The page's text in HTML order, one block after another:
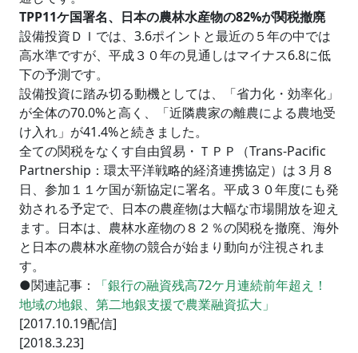
TPP11ケ国署名、日本の農林水産物の82%が関税撤廃
設備投資ＤＩでは、3.6ポイントと最近の５年の中では
高水準ですが、平成３０年の見通しはマイナス6.8に低
下の予測です。
設備投資に踏み切る動機としては、「省力化・効率化」
が全体の70.0%と高く、「近隣農家の離農による農地受
け入れ」が41.4%と続きました。
全ての関税をなくす自由貿易・ＴＰＰ（Trans-Pacific
Partnership：環太平洋戦略的経済連携協定）は３月８
日、参加１１ケ国が新協定に署名。平成３０年度にも発
効される予定で、日本の農産物は大幅な市場開放を迎え
ます。日本は、農林水産物の８２％の関税を撤廃、海外
と日本の農林水産物の競合が始まり動向が注視されま
す。
●関連記事：
「銀行の融資残高72ケ月連続前年超え！
地域の地銀、第二地銀支援で農業融資拡大」
[2017.10.19配信]
[2018.3.23]